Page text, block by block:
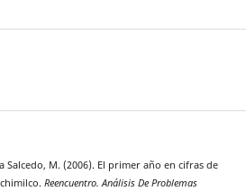
Salcedo, M. (2006). El primer año en cifras de
Reencuentro. Análisis De Problemas